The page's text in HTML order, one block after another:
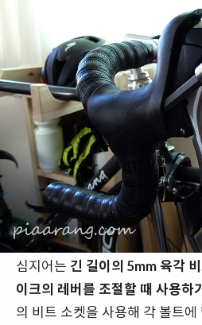
심지어는 긴 길이의 5mm 육각
이크의 레버를 조절할 때 사용하
의 비트 소켓을 사용해 각 볼트